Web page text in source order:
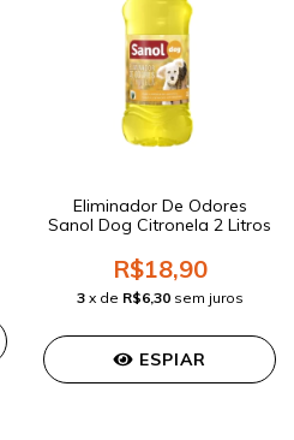
Eliminador De Odores
Sanol Dog Citronela 2 Litros
R$18,90
3 x de R$6,30 sem juros
ESPIAR